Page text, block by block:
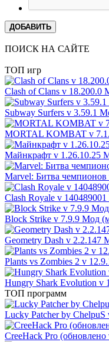
ДОБАВИТЬ
ПОИСК НА САЙТЕ
ТОП игр
Clash of Clans v 18.200.0
Subway Surfers v 3.59.1
MORTAL KOMBAT v
Майнкрафт v 1.26.10.25
Marvel: Битва
Clash Royale v
Block Strike v 7.9.9 Мод
Geometry Dash v 2.2.147
Plants vs Zombies 2 v
Hungry Shark Evolution v
ТОП программ
Lucky Patcher by ChelpuS
CreeHack Pro (обновлено